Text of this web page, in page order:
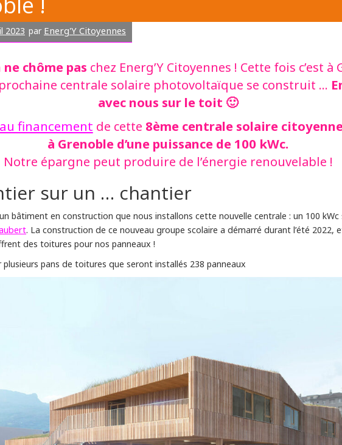
2023 par Energ'Y Citoyennes
ne chôme pas chez Energ’Y Citoyennes ! Cette fois c’est à
centrale solaire photovoltaïque se construit …
avec nous sur le toit 🙂
financement de cette 8ème centrale solaire
à Grenoble d’une puissance de 100 kWc.
Notre épargne peut produire de l’énergie renouvelable !
sur un … chantier
un bâtiment en construction que nous installons cette nouvelle centrale : un 100 kWc
. La construction de ce nouveau groupe scolaire a démarré durant l’été 2022,
des toitures pour nos panneaux !
plusieurs pans de toitures que seront installés 238 panneaux